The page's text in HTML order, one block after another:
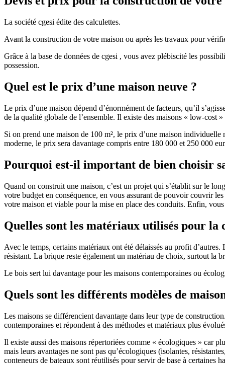
La société cgesi édite des calculettes.
Avant la construction de votre maison ou après les travaux pour
Grâce à la base de données de cgesi , vous avez plébiscité les
possession.
Quel est le prix d’une maison neuve ?
Le prix d’une maison dépend d’énormément de facteurs, qu’il
de la qualité globale de l’ensemble. Il existe des maisons « low-cost
Si on prend une maison de 100 m², le prix d’une maison
moderne, le prix sera davantage compris entre 180 000 et 250 000
Pourquoi est-il important de bien choisir
Quand on construit une maison, c’est un projet qui s’établit sur le
votre budget en conséquence, en vous assurant de pouvoir couvrir
votre maison et viable pour la mise en place des conduits. Enfin,
Quelles sont les matériaux utilisés pour la
Avec le temps, certains matériaux ont été délaissés au profit
résistant. La brique reste également un matériau de choix, surtout la
Le bois sert lui davantage pour les maisons contemporaines ou
Quels sont les différents modèles de
Les maisons se différencient davantage dans leur type de
contemporaines et répondent à des méthodes et matériaux plus
Il existe aussi des maisons répertoriées comme « écologiques » car
mais leurs avantages ne sont pas qu’écologiques (isolantes,
conteneurs de bateaux sont réutilisés pour servir de base à certaines